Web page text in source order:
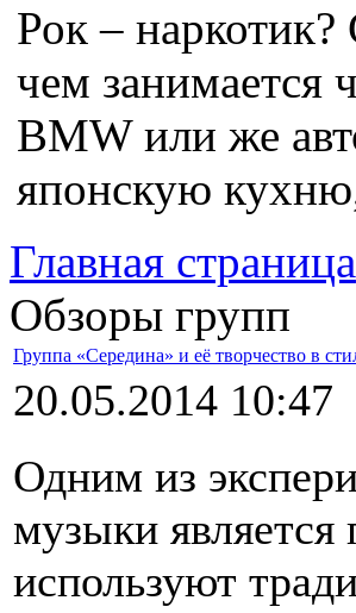
Рок –
чем занимается
BMW или же
японскую
Главная страница
Обзоры групп
Группа «Середина» и её творчество в
20.05.2014 10:47
Одним из
музыки
используют